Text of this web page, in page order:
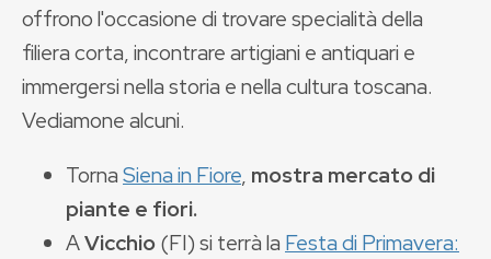
offrono l'occasione di trovare specialità della
filiera corta, incontrare artigiani e antiquari e
immergersi nella storia e nella cultura toscana.
Vediamone alcuni.
TornaSiena in Fiore, mostra mercato di
piante e fiori.
AVicchio(FI) si terrà la Festa di Primavera: